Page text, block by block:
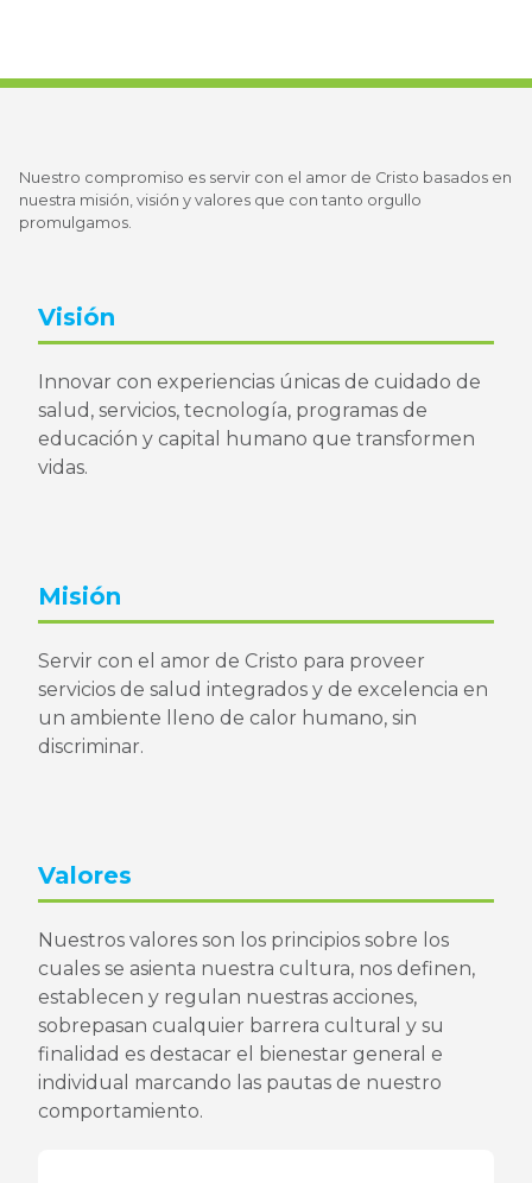
Nuestro compromiso es servir con el amor de Cristo basados en
nuestra misión, visión y valores que con tanto orgullo
promulgamos.
Visión
Innovar con experiencias únicas de cuidado de
salud, servicios, tecnología, programas de
educación y capital humano que transformen
vidas.
Misión
Servir con el amor de Cristo para proveer
servicios de salud integrados y de excelencia en
un ambiente lleno de calor humano, sin
discriminar.
Valores
​​Nuestros valores son los principios sobre los
cuales se asienta nuestra cultura, nos definen,
establecen y regulan nuestras acciones,
sobrepasan cualquier barrera cultural y su
finalidad es destacar el bienestar general e
individual marcando las pautas de nuestro
comportamiento.